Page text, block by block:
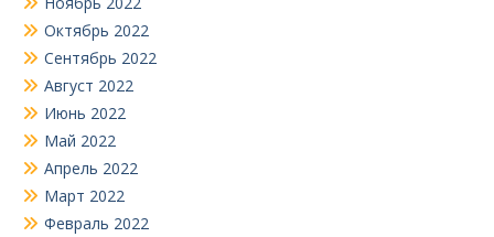
Октябрь 2022
Сентябрь 2022
Август 2022
Июнь 2022
Май 2022
Апрель 2022
Март 2022
Февраль 2022